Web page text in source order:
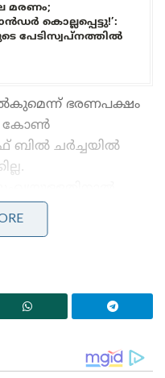
മരണം;
കൊല്ലപ്പെട്ടു!’:
പേടിസ്വപ്നത്തിൽ
ഭരണപക്ഷം
കോൺ
ബിൽ ചർച്ചയിൽ
വിധിയിൽ